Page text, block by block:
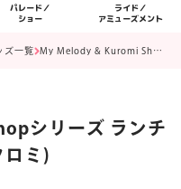
パレード／
ショー
ライド／
アミューズメント
フロアマップ
ズ一覧 My Melody & Kuromi Shopシリーズ ランチクロス(マイメロディ・クロミ)
シリーズ ランチ
ロミ)